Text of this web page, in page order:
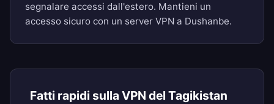
segnalare accessi dall'estero. Mantieni un
accesso sicuro con un server VPN a Dushanbe.
Fatti rapidi sulla VPN del Tagikistan